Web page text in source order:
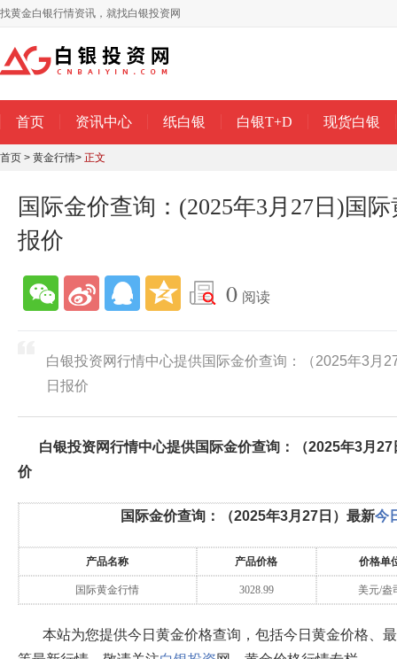
找黄金白银行情资讯，就找白银投资网
首页 资讯中心 纸白银 白银T+D 现货白银
首页 > 黄金行情> 正文
国际金价查询：(2025年3月27日)国
报价
0 阅读
白银投资网行情中心提供国际金价查询：（2025年3月
日报价
白银投资网行情中心提供国际金价查询：（2025年3月27
价
国际金价查询：（2025年3月27日 ）最新今
产品名称 产品价格 价格单
国际黄金行情 3028.99 美元/盎
本站为您提供今日黄金价格查询，包括今日黄金价格、